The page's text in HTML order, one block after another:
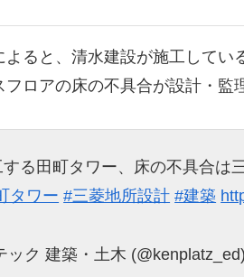
よると、清水建設が施工してい
ロアの床の不具合が設計・監
る田町タワー、床の不具合は
タワー #三菱地所設計 #建築
ク 建築・土木